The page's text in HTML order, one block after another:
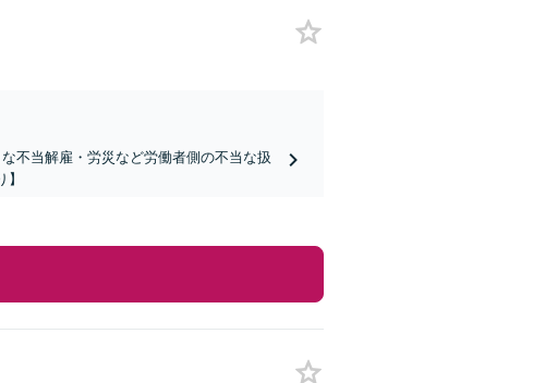
不当解雇・労災など労働者側の不当な扱